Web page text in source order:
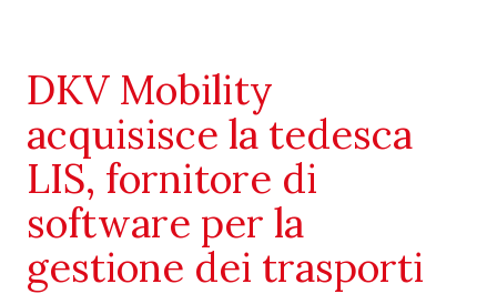
DKV Mobility
acquisisce la tedesca
LIS, fornitore di
software per la
gestione dei trasporti